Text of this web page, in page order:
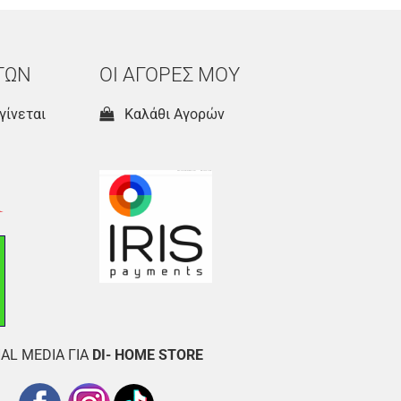
ΟΙ ΑΓΟΡΕΣ ΜΟΥ
Καλάθι Αγορών
MEDIA ΓΙΑ DI- HOME STORE